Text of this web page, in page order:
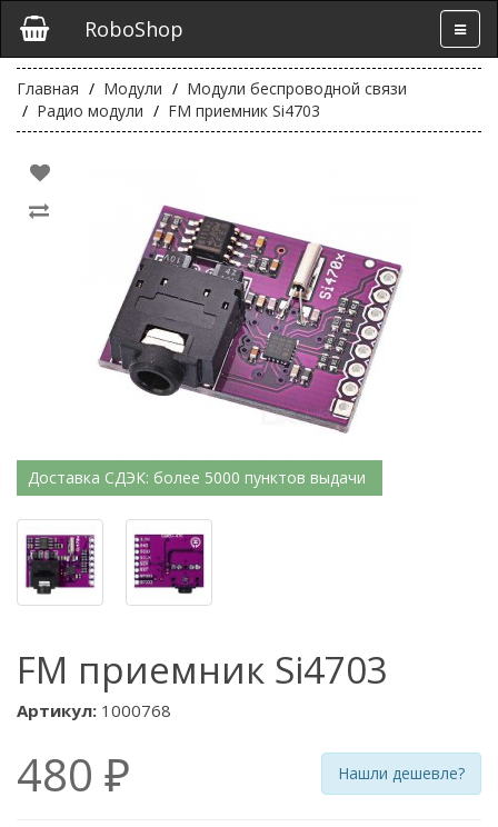
RoboShop
Главная Модули
Модули беспроводной связи
Радио модули
FM приемник Si4703
Доставка СДЭК: более 5000 пунктов выдачи
FM приемник Si4703
Артикул: 1000768
480 ₽ Нашли дешевле?